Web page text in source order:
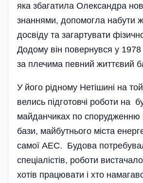
яка збагатила Олександра
знаннями, допомогла набути
досвіду та загартувати
Додому він повернувся у
за плечима певний життєвий
У його рідному Нетішині на
велись підготовчі роботи на
майданчиках по спорудженню
бази, майбутнього міста
самої АЕС. Будова
спеціалістів, роботи
хотів працювати і хто